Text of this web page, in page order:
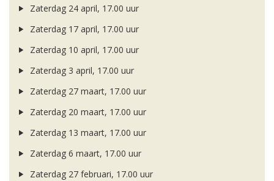
Zaterdag 24 april, 17.00 uur
Zaterdag 17 april, 17.00 uur
Zaterdag 10 april, 17.00 uur
Zaterdag 3 april, 17.00 uur
Zaterdag 27 maart, 17.00 uur
Zaterdag 20 maart, 17.00 uur
Zaterdag 13 maart, 17.00 uur
Zaterdag 6 maart, 17.00 uur
Zaterdag 27 februari, 17.00 uur